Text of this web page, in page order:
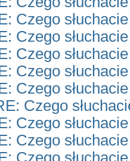
Czego
Czego
Czego
Czego
Czego
Czego
Czego
Czego
Czego